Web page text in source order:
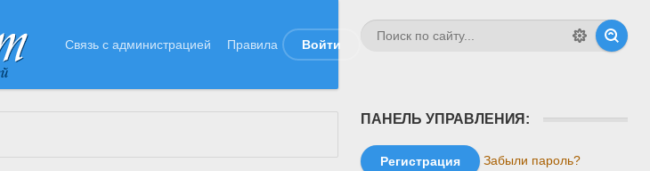
Связь с администрацией Правила Войти
ПАНЕЛЬ УПРАВЛЕНИЯ:
Регистрация Забыли пароль?